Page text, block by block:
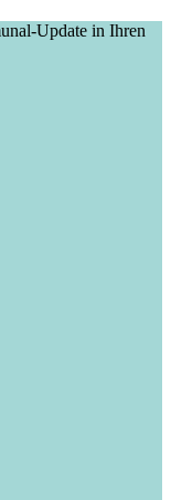
Update in Ihren